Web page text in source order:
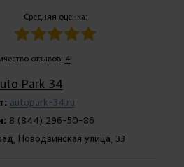
Средняя оценка:
отзывов: 4
Park 34
autopark-34.ru
8 (844) 296-50-86
Новодвинская улица, 33